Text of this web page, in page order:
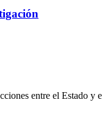
entre el Estado